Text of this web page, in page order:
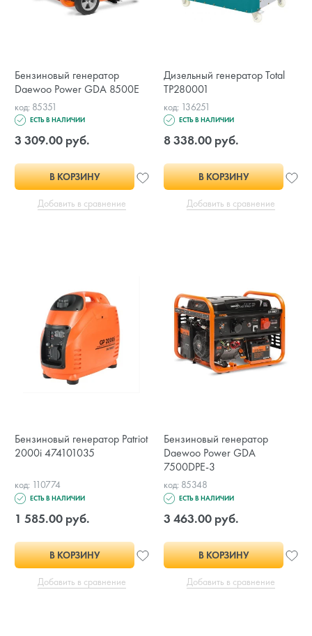
Бензиновый генератор
Daewoo Power GDA 8500E
код: 85351
ЕСТЬ В НАЛИЧИИ
3 309.00 руб.
В КОРЗИНУ
Добавить в сравнение
Дизельный генератор Total
TP280001
код: 136251
ЕСТЬ В НАЛИЧИИ
8 338.00 руб.
В КОРЗИНУ
Добавить в сравнение
Бензиновый генератор Patriot
2000i 474101035
код: 110774
ЕСТЬ В НАЛИЧИИ
1 585.00 руб.
В КОРЗИНУ
Добавить в сравнение
Бензиновый генератор
Daewoo Power GDA
7500DPE-3
код: 85348
ЕСТЬ В НАЛИЧИИ
3 463.00 руб.
В КОРЗИНУ
Добавить в сравнение